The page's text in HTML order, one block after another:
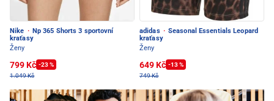
Nike · Np 365 Shorts 3 sportovní
kraťasy
Ženy
799 Kč -23 %
1.049 Kč
adidas · Seasonal Essentials Leopard
kraťasy
Ženy
649 Kč -13 %
749 Kč